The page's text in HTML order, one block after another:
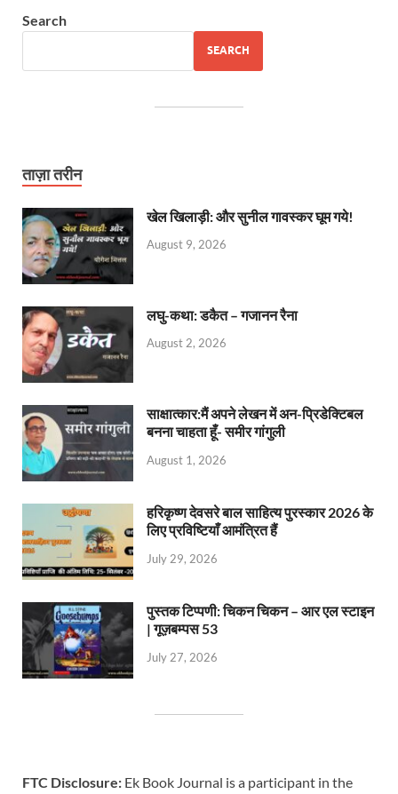
Search
SEARCH
ताज़ा तरीन
खेल खिलाड़ी: और सुनील गावस्कर घूम गये!
August 9, 2026
लघु-कथा: डकैत – गजानन रैना
August 2, 2026
साक्षात्कार:मैं अपने लेखन में अन-प्रिडेक्टिबल
बनना चाहता हूँ- समीर गांगुली
August 1, 2026
हरिकृष्ण देवसरे बाल साहित्य पुरस्कार 2026 के
लिए प्रविष्टियाँ आमंत्रित हैं
July 29, 2026
पुस्तक टिप्पणी: चिकन चिकन – आर एल स्टाइन
| गूज़बम्पस 53
July 27, 2026
FTC Disclosure: Ek Book Journal is a participant in the